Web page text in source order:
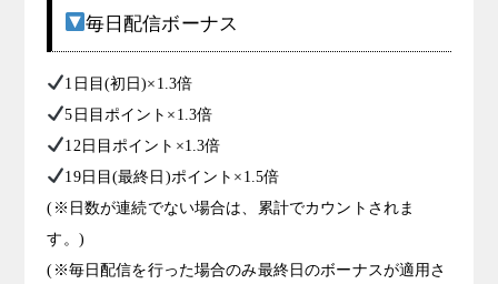
毎日配信ボーナス
1日目(初日)×1.3倍
5日目ポイント×1.3倍
12日目ポイント×1.3倍
19日目(最終日)ポイント×1.5倍
(※日数が連続でない場合は、累計でカウントされま
す。)
(※毎日配信を行った場合のみ最終日のボーナスが適用さ